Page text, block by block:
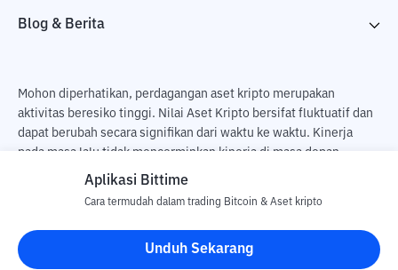
Blog & Berita
Mohon diperhatikan, perdagangan aset kripto merupakan
aktivitas beresiko tinggi. Nilai Aset Kripto bersifat fluktuatif dan
dapat berubah secara signifikan dari waktu ke waktu. Kinerja
pada masa lalu tidak mencerminkan kinerja di masa depan.
Terdapat risiko kehilangan sebagai dampak dari membeli dan
pengguna. PT Utama Aset Digital Indonesia (Bittime) tidak
bertanggung jawab atas perubahan fluktuasi dari nilai tukar Aset
Kripto.
Aplikasi Bittime
Cara termudah dalam trading Bitcoin & Aset kripto
Unduh Sekarang